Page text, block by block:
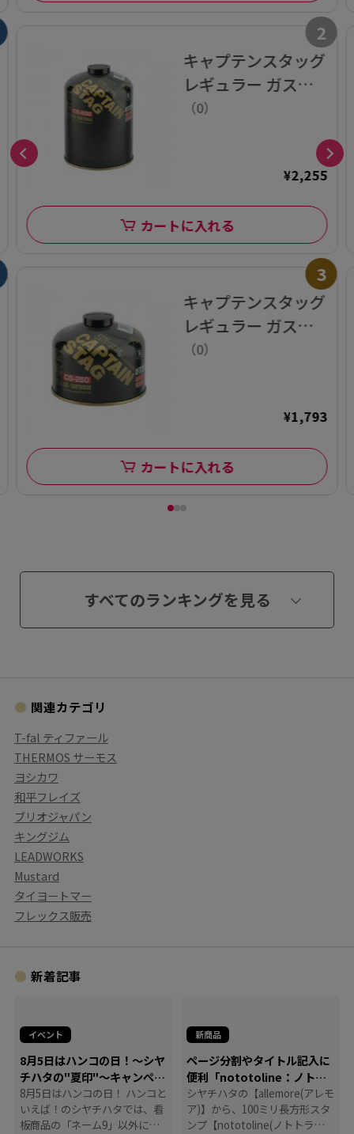
2
キャプテンスタッグ
レギュラー ガスカ
ートリッジ
（0）
¥2,255
カートに入れる
3
キャプテンスタッグ
レギュラー ガスカ
ートリッジ
（0）
¥1,793
カートに入れる
すべてのランキングを見る
関連カテゴリ
T-fal ティファール
THERMOS サーモス
ヨシカワ
和平フレイズ
ブリオジャパン
キングジム
LEADWORKS
Mustard
タイヨートマー
フレックス販売
新着記事
イベント
8月5日はハンコの日！～シヤ
チハタの"夏印"～キャンペー
ン
8月5日はハンコの日！ ハンコと
いえば！のシヤチハタでは、看
板商品の「ネーム9」以外に
新商品
ページ分割やタイトル記入に
便利「nototoline：ノトト
ライン」
シヤチハタの【allemore(アレモ
ア)】から、100ミリ長方形スタ
ンプ【nototoline(ノトトライ